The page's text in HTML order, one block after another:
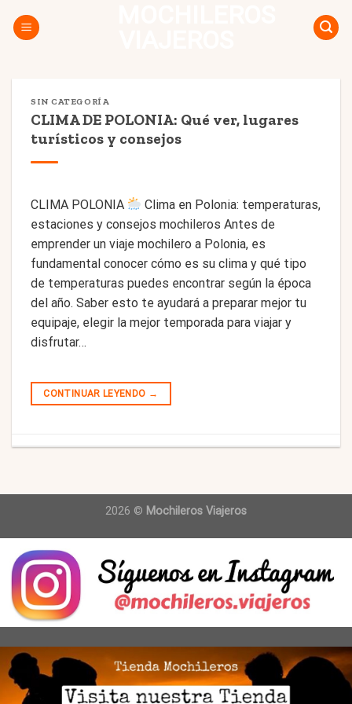
SIN CATEGORÍA
CLIMA DE POLONIA: Qué ver, lugares
turísticos y consejos
CLIMA POLONIA
Clima en Polonia: temperaturas,
estaciones y consejos mochileros Antes de
emprender un viaje mochilero a Polonia, es
fundamental conocer cómo es su clima y qué tipo
de temperaturas puedes encontrar según la época
del año. Saber esto te ayudará a preparar mejor tu
equipaje, elegir la mejor temporada para viajar y
disfrutar…
CONTINUAR LEYENDO →
2026 © Mochileros Viajeros